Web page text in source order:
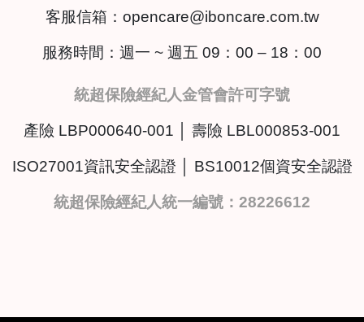
客服信箱： opencare@iboncare.com.tw
服務時間：週一 ~ 週五 09：00 – 18：00
統超保險經紀人金管會許可字號
產險 LBP000640-001 │ 壽險 LBL000853-001
ISO27001資訊安全認證 │ BS10012個資安全認證
統超保險經紀人統一編號：28226612